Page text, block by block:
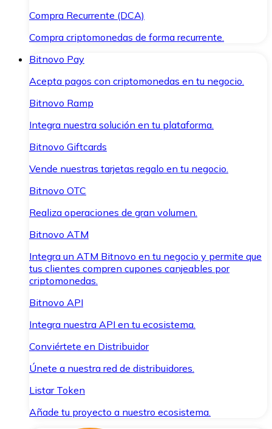
Compra Recurrente (DCA)
Compra criptomonedas de forma recurrente.
Bitnovo Pay
Acepta pagos con criptomonedas en tu negocio.
Bitnovo Ramp
Integra nuestra solución en tu plataforma.
Bitnovo Giftcards
Vende nuestras tarjetas regalo en tu negocio.
Bitnovo OTC
Realiza operaciones de gran volumen.
Bitnovo ATM
Integra un ATM Bitnovo en tu negocio y permite que
tus clientes compren cupones canjeables por
criptomonedas.
Bitnovo API
Integra nuestra API en tu ecosistema.
Conviértete en Distribuidor
Únete a nuestra red de distribuidores.
Listar Token
Añade tu proyecto a nuestro ecosistema.